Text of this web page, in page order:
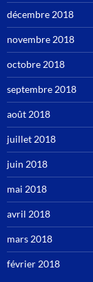
décembre 2018
novembre 2018
octobre 2018
septembre 2018
août 2018
juillet 2018
juin 2018
mai 2018
avril 2018
mars 2018
février 2018